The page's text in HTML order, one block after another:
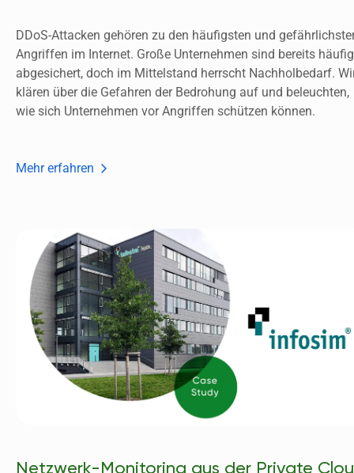
DDoS-Attacken gehören zu den häufigsten und
Angriffen im Internet. Große Unternehmen sind bereits häufig
abgesichert, doch im Mittelstand herrscht Nachholbedarf.
klären über die Gefahren der Bedrohung auf und beleuchten,
wie sich Unternehmen vor Angriffen schützen können.
Mehr erfahren
Netzwerk-Monitoring aus der Private